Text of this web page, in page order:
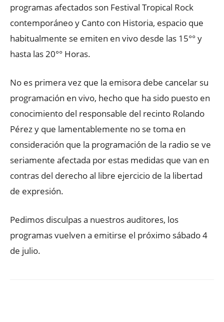
programas afectados son Festival Tropical Rock
contemporáneo y Canto con Historia, espacio que
habitualmente se emiten en vivo desde las 15°° y
hasta las 20°° Horas.
No es primera vez que la emisora debe cancelar su
programación en vivo, hecho que ha sido puesto en
conocimiento del responsable del recinto Rolando
Pérez y que lamentablemente no se toma en
consideración que la programación de la radio se ve
seriamente afectada por estas medidas que van en
contras del derecho al libre ejercicio de la libertad
de expresión.
Pedimos disculpas a nuestros auditores, los
programas vuelven a emitirse el próximo sábado 4
de julio.